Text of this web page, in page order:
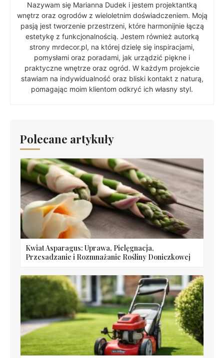
Nazywam się Marianna Dudek i jestem projektantką
wnętrz oraz ogrodów z wieloletnim doświadczeniem. Moją
pasją jest tworzenie przestrzeni, które harmonijnie łączą
estetykę z funkcjonalnością. Jestem również autorką
strony mrdecor.pl, na której dzielę się inspiracjami,
pomysłami oraz poradami, jak urządzić piękne i
praktyczne wnętrze oraz ogród. W każdym projekcie
stawiam na indywidualność oraz bliski kontakt z naturą,
pomagając moim klientom odkryć ich własny styl.
Polecane artykuły
Kwiat Asparagus: Uprawa, Pielęgnacja,
Przesadzanie i Rozmnażanie Rośliny Doniczkowej